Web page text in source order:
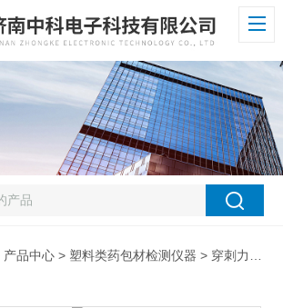
产品中心 > 塑料类药包材检测仪器 > 穿刺力测试仪